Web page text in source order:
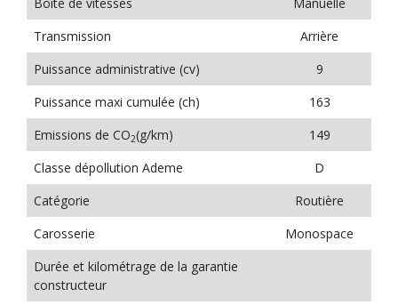
Transmission
Arrière
Puissance administrative (cv)
9
Puissance maxi cumulée (ch)
163
Emissions de CO2(g/km)
149
Classe dépollution Ademe
D
Catégorie
Routière
Carosserie
Monospace
Durée et kilométrage de la garantie
constructeur